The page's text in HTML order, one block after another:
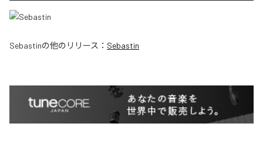
Sebastinの他のリリース： Sebastin